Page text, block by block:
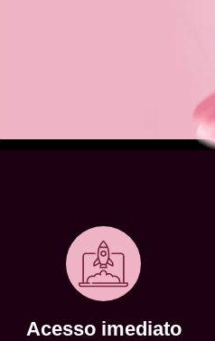
Acesso imediato